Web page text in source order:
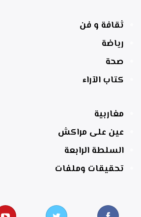
ثقافة و فن
رياضة
صحة
كتاب الآراء
مغاربية
عين على مراكش
السلطة الرابعة
تحقيقات وملفات